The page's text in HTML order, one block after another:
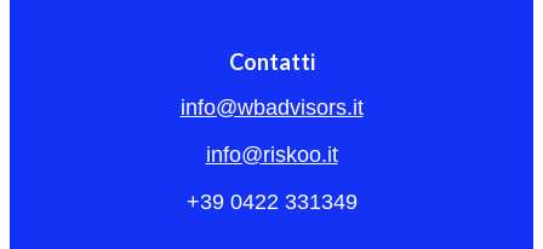
Contatti
info@wbadvisors.it
info@riskoo.it
+39 0422 331349